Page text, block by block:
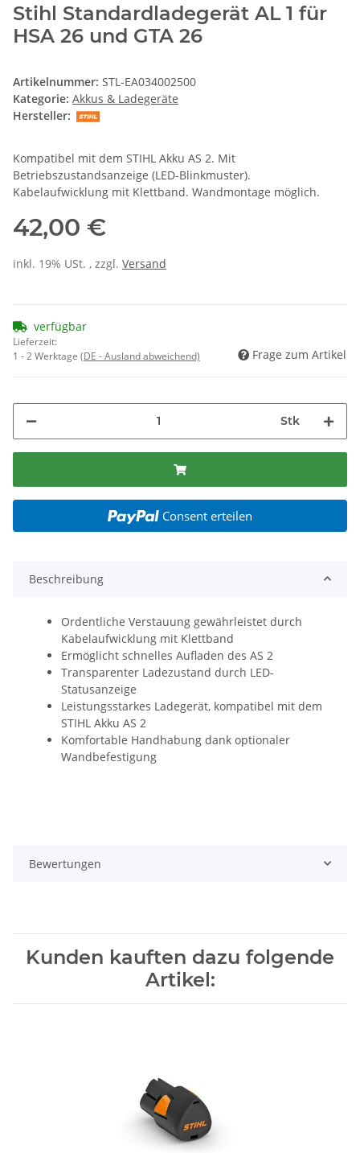
Stihl Standardladegerät AL 1 für
HSA 26 und GTA 26
Artikelnummer: STL-EA034002500
Kategorie: Akkus & Ladegeräte
Hersteller:
Kompatibel mit dem STIHL Akku AS 2. Mit
Betriebszustandsanzeige (LED-Blinkmuster).
Kabelaufwicklung mit Klettband. Wandmontage möglich.
42,00 €
inkl. 19% USt. , zzgl. Versand
verfügbar
Lieferzeit:
1 - 2 Werktage (DE - Ausland abweichend) Frage zum Artikel
Stk
Consent erteilen
Beschreibung
Ordentliche Verstauung gewährleistet durch
Kabelaufwicklung mit Klettband
Ermöglicht schnelles Aufladen des AS 2
Transparenter Ladezustand durch LED-
Statusanzeige
Leistungsstarkes Ladegerät, kompatibel mit dem
STIHL Akku AS 2
Komfortable Handhabung dank optionaler
Wandbefestigung
Bewertungen
Kunden kauften dazu folgende
Artikel: